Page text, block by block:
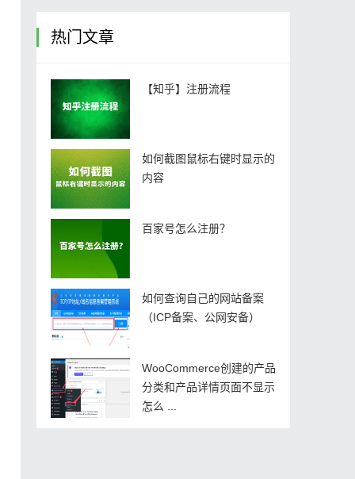
热门文章
【知乎】注册流程
如何截图鼠标右键时显示的
内容
百家号怎么注册？
如何查询自己的网站备案
（ICP备案、公网安备）
WooCommerce创建的产品
分类和产品详情页面不显示
怎么 ...